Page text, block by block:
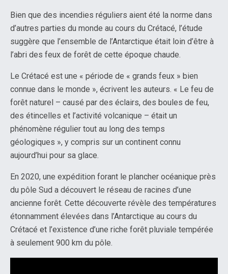
Bien que des incendies réguliers aient été la norme dans
d’autres parties du monde au cours du Crétacé, l’étude
suggère que l’ensemble de l’Antarctique était loin d’être à
l’abri des feux de forêt de cette époque chaude.
Le Crétacé est une « période de « grands feux » bien
connue dans le monde », écrivent les auteurs. « Le feu de
forêt naturel – causé par des éclairs, des boules de feu,
des étincelles et l’activité volcanique – était un
phénomène régulier tout au long des temps
géologiques », y compris sur un continent connu
aujourd’hui pour sa glace.
En 2020, une expédition forant le plancher océanique près
du pôle Sud a découvert le réseau de racines d’une
ancienne forêt. Cette découverte révèle des températures
étonnamment élevées dans l’Antarctique au cours du
Crétacé et l’existence d’une riche forêt pluviale tempérée
à seulement 900 km du pôle.